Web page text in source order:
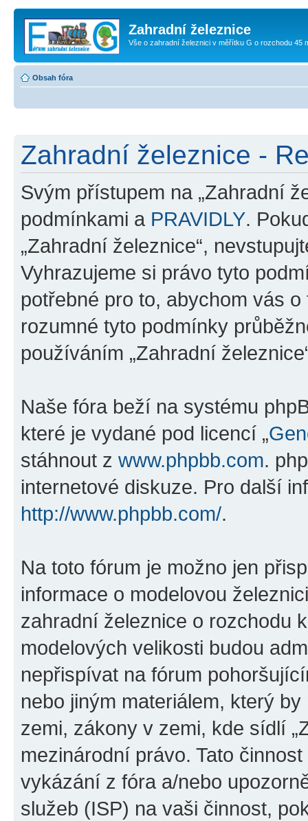
Zahradní železnice
Vše o zahradní železnici v měřítku G o rozchodu 45
Obsah fóra
Zahradní železnice -
Svým přístupem na „Zahradní
podmínkami a PRAVIDLY.
„Zahradní železnice“,
Vyhrazujeme si právo tyto
potřebné pro to, abychom vás
rozumné tyto podmínky
používáním „Zahradní
Naše fóra beží na systému
které je vydané pod licencí „
stáhnout z www.phpbb.com.
internetové diskuze. Pro další
http://www.phpbb.com/.
Na toto fórum je možno jen
informace o modelovou
zahradní železnice o rozchodu
modelových velikosti budou
nepřispívat na fórum
nebo jiným materiálem, který
zemi, zákony v zemi, kde sídlí
mezinárodní právo. Tato
vykázání z fóra a/nebo
služeb (ISP) na vaši činnost,